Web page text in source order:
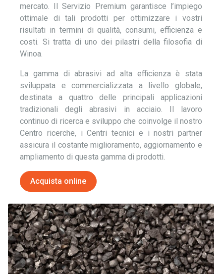
mercato. Il Servizio Premium garantisce l’impiego
ottimale di tali prodotti per ottimizzare i vostri
risultati in termini di qualità, consumi, efficienza e
costi. Si tratta di uno dei pilastri della filosofia di
Winoa.
La gamma di abrasivi ad alta efficienza è stata
sviluppata e commercializzata a livello globale,
destinata a quattro delle principali applicazioni
tradizionali degli abrasivi in acciaio. Il lavoro
continuo di ricerca e sviluppo che coinvolge il nostro
Centro ricerche, i Centri tecnici e i nostri partner
assicura il costante miglioramento, aggiornamento e
ampliamento di questa gamma di prodotti.
Acquista online